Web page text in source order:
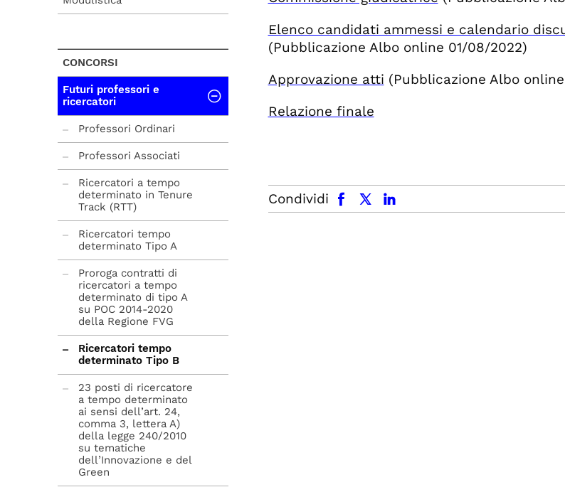
Elenco candidati ammessi e calendario
(Pubblicazione Albo online 01/08/2022)
Approvazione atti (Pubblicazione Albo
Relazione finale
Condividi
facebook x.com linkedin
CONCORSI
Futuri professori e
ricercatori
Professori Ordinari
Professori Associati
Ricercatori a tempo
determinato in Tenure
Track (RTT)
Ricercatori tempo
determinato Tipo A
Proroga contratti di
ricercatori a tempo
determinato di tipo A
su POC 2014-2020
della Regione FVG
Ricercatori tempo
determinato Tipo B
23 posti di ricercatore
a tempo determinato
ai sensi dell’art. 24,
comma 3, lettera A)
della legge 240/2010
su tematiche
dell’Innovazione e del
Green